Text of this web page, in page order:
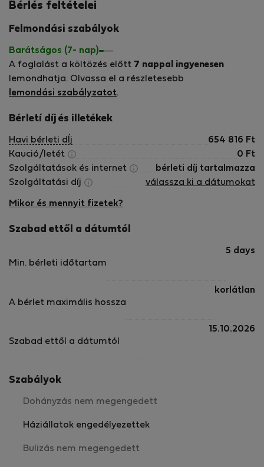
Bérlés feltételei
Felmondási szabályok
Barátságos (7- nap)
A foglalást a költözés előtt 7 nappal ingyenesen
lemondhatja. Olvassa el a részletesebb
lemondási szabályzatot.
Bérletí díj és illetékek
Havi bérleti dÍj 654 816 Ft
Kaució/letét
0 Ft
Szolgáltatások és internet
bérleti díj tartalmazza
Szolgáltatási díj
válassza ki a dátumokat
Mikor és mennyit fizetek?
Szabad ettől a dátumtól
Min. bérleti időtartam
5 days
A bérlet maximális hossza
korlátlan
Szabad ettől a dátumtól
15.10.2026
Szabályok
Dohányzás nem megengedett
Háziállatok engedélyezettek
Bulizás nem megengedett